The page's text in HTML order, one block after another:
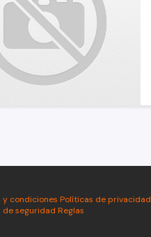
y condiciones Políticas de privacidad
de seguridad Reglas